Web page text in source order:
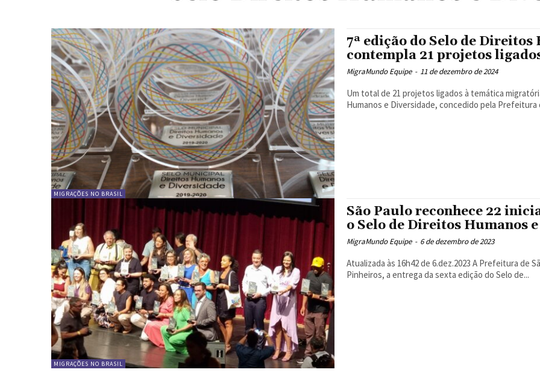
MIGRAÇÕES NO BRASIL
7ª edição do Selo de
contempla 21 projetos
MigraMundo Equipe - 11 de dezembro de 2024
Um total de 21 projetos ligados à temática
Humanos e Diversidade, concedido pela Prefeitura
MIGRAÇÕES NO BRASIL
São Paulo reconhece 22
o Selo de Direitos Humanos
MigraMundo Equipe - 6 de dezembro de 2023
Atualizada às 16h42 de 6.dez.2023 A Prefeitura de São Paulo promoveu nesta terça-feira (5), no SESC
Pinheiros, a entrega da sexta edição do Selo de...